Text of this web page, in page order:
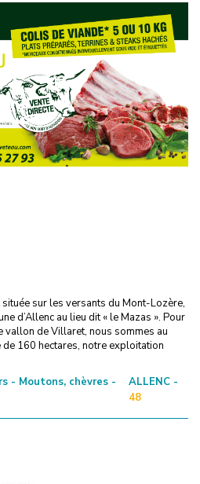
sur les versants du Mont-Lozère,
d’Allenc au lieu dit « le Mazas ». Pour
vallon de Villaret, nous sommes au
de 160 hectares, notre exploitation
- Moutons, chèvres -
ALLENC -
48